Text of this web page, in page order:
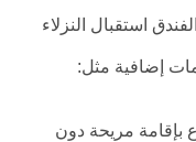
استقبال النزلاء
إضافية مثل:
بإقامة مريحة دون